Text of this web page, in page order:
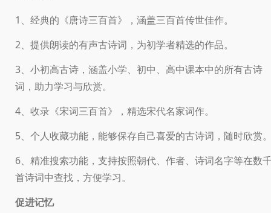
1、经典的《唐诗三百首》，涵盖三百首传世佳作。
2、提供朗读的有声古诗词，为初学者精选的作品。
3、小初高古诗，涵盖小学、初中、高中课本中的所有古诗
词，助力学习与欣赏。
4、收录《宋词三百首》，精选宋代名家词作。
5、个人收藏功能，能够保存自己喜爱的古诗词，随时欣赏
6、精准搜索功能，支持按照朝代、作者、诗词名字等在数
首诗词中查找，方便学习。
促进记忆